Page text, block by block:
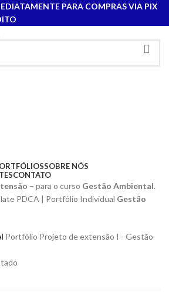
PARA COMPRAS VIA PIX
SOBRE NÓS
CONTATO
– para o curso Gestão Ambiental.
PDCA | Portfólio Individual Gestão
Portfólio Projeto de extensão I - Gestão